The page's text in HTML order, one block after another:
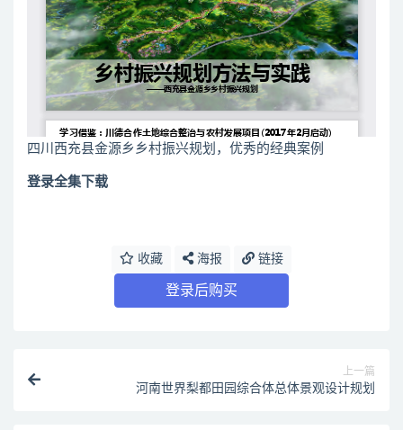
四川西充县金源乡乡村振兴规划，优秀的经典案例
登录全集下载
收藏 海报 链接
登录后购买
上一篇
河南世界梨都田园综合体总体景观设计规划